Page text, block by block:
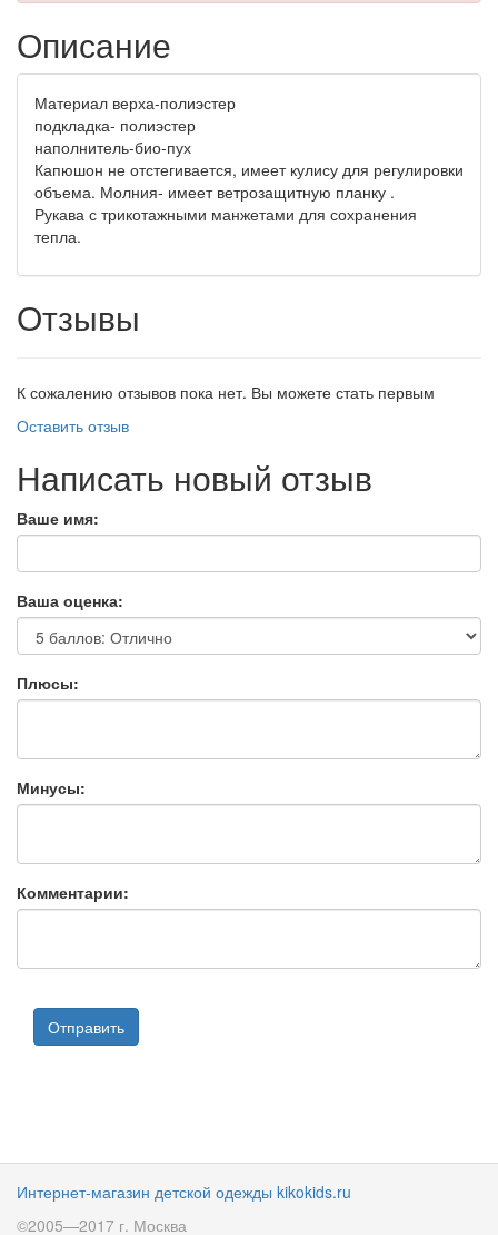
Описание
Материал верха-полиэстер
подкладка- полиэстер
наполнитель-био-пух
Капюшон не отстегивается, имеет кулису для регулировки
объема. Молния- имеет ветрозащитную планку .
Рукава с трикотажными манжетами для сохранения
тепла.
Отзывы
К сожалению отзывов пока нет. Вы можете стать первым
Оставить отзыв
Написать новый отзыв
Ваше имя:
Ваша оценка:
Плюсы:
Минусы:
Комментарии:
Интернет-магазин детской одежды kikokids.ru
©2005—2017 г. Москва